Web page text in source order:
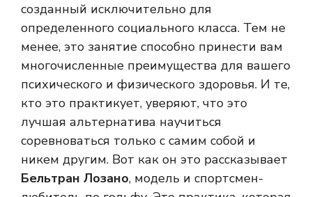
созданный исключительно для
определенного социального класса. Тем не
менее, это занятие способно принести вам
многочисленные преимущества для вашего
психического и физического здоровья. И те,
кто это практикует, уверяют, что это
лучшая альтернатива научиться
соревноваться только с самим собой и
никем другим. Вот как он это рассказывает
Бельтран Лозано, модель и спортсмен-